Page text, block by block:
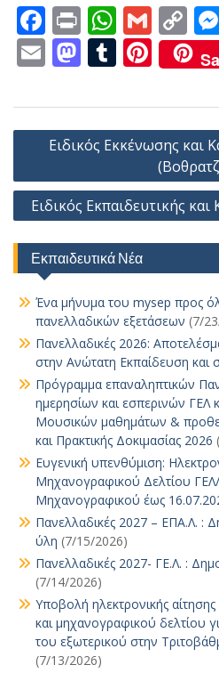
F
ac
e
b
o
o
k
Pr
in
t
W
h
at
s
A
p
p
G
m
ai
l
C
o
p
y
Li
n
k
E
ai
l
M
to
d
n
T
m
bl
Pi
nt
er
e
st
Πλοήγηση
Ειδικός Εκκένωσης και
Ειδικός Εκπαιδευτικής
Εκπαιδευτικά Νέα
Ένα μήνυμα του mysep προς
πανελλαδικών εξετάσεων (7/
Πανελλαδικές 2026:
στην Ανώτατη Εκπαίδευση και
Πρόγραμμα επαναληπτικών
ημερησίων και εσπερινών ΓΕΛ
Μουσικών μαθημάτων &
και Πρακτικής Δοκιμασίας 2026
Ευγενική υπενθύμιση:
Μηχανογραφικού Δελτίου
Μηχανογραφικού έως
Πανελλαδικές 2027 – ΕΠΑ.Λ. :
ύλη (7/15/2026)
Πανελλαδικές 2027- ΓΕ.Λ. :
(7/14/2026)
Υποβολή ηλεκτρονικής αίτησης
και μηχανογραφικού δελτίου
του εξωτερικού στην
(7/13/2026)